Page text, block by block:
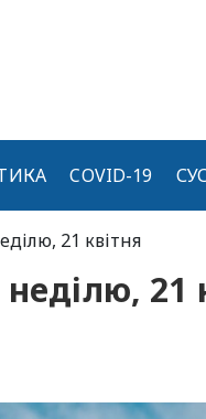
COVID-19
21 квітня
21